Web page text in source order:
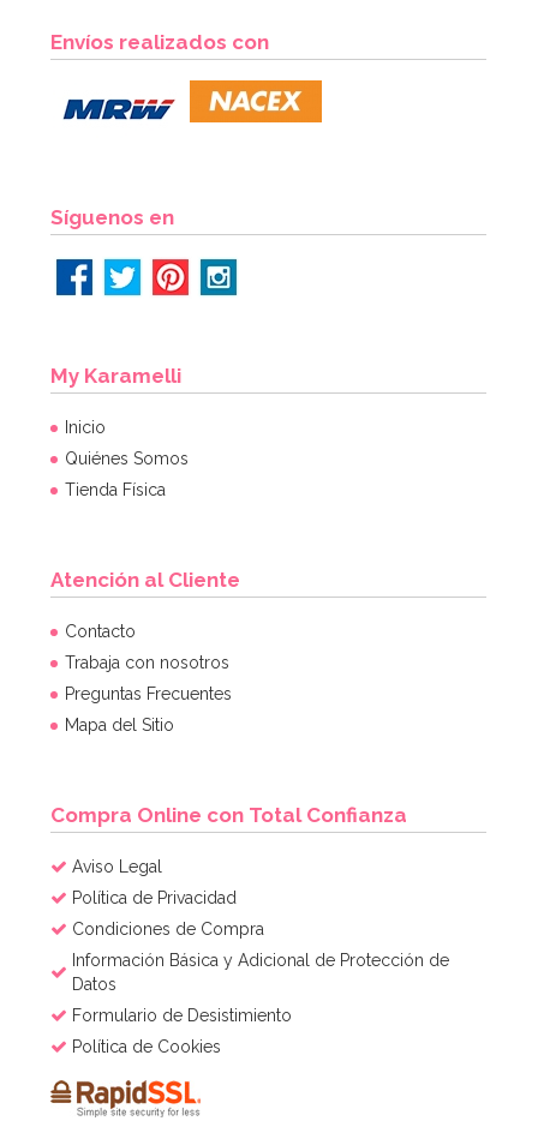
2,00€
Juego de 10 Vasos de Papel Rosa Pastel
AÑADIR
Envíos realizados con
Síguenos en
My Karamelli
Inicio
Quiénes Somos
Tienda Física
Atención al Cliente
Contacto
Trabaja con nosotros
Preguntas Frecuentes
Mapa del Sitio
Compra Online con Total Confianza
Aviso Legal
Política de Privacidad
Condiciones de Compra
Información Básica y Adicional de Protección de
Datos
Formulario de Desistimiento
Política de Cookies